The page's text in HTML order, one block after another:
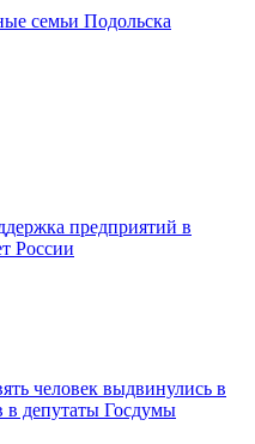
семьи Подольска
предприятий в
России
человек выдвинулись в
в депутаты Госдумы